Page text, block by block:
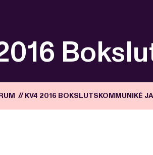
// KV4 2016 BOKSLUTSKOMMUNIKÉ